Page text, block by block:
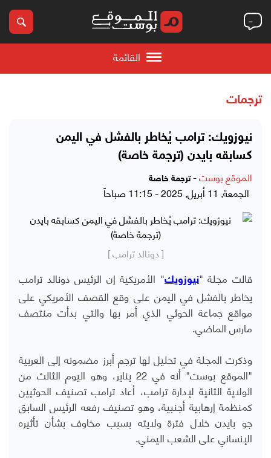
القائمة
ترجمات
نيوزويك: ترامب يُخاطر بالفشل في اليمن
كسابقه بايدن (ترجمة خاصة)
الموقع بوست-ترجمة خاصة
الجمعة, 11 أبريل, 2025 - 11:15 صباحاً
[ دونالد ترامب ]
قالت مجلة "نيوزويك" الأمريكية إن الرئيس دونالد ترامب
يخاطر بالفشل في اليمن على وقع القصف الأمريكي على
مواقع جماعة الحوثي الذي أمر بها والتي بدأت منتصف
مارس الماضي.
وذكرت المجلة في تحليل لها ترجم أبرز مضمونه إلى العربية
"الموقع بوست" أنه في 22 يناير، وهو اليوم الثالث من
الولاية الثانية لإدارة ترامب، أعاد ترامب تصنيف الحوثيين
كمنظمة إرهابية أجنبية، وهو تصنيف رفعه الرئيس السابق
جو بايدن خلال فترة ولايته بسبب مخاوف بشأن تأثيره
الإنساني على الشعب اليمني.